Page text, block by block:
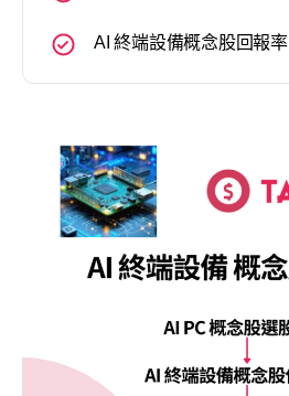
AI 終端設備概念股回報率